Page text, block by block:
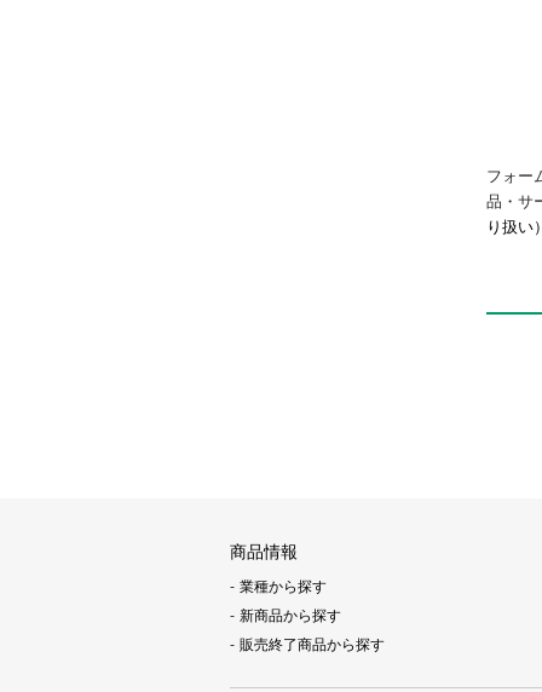
フォー
品・サ
り扱い）
商品情報
業種から探す
新商品から探す
販売終了商品から探す